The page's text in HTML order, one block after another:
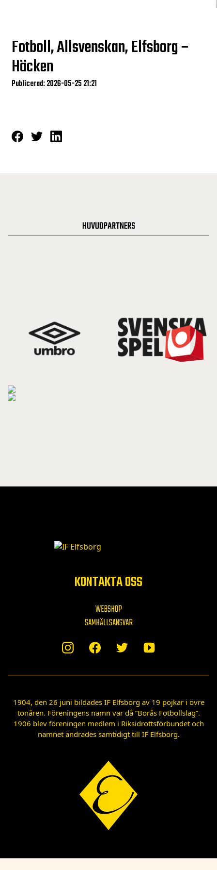
Fotboll, Allsvenskan, Elfsborg –
Häcken
Publicerad: 2026-05-25 21:21
HUVUDPARTNERS
KONTAKTA OSS
WEBSHOP
SAMHÄLLSANSVAR
1904, den 26 juni bildades IF Elfsborg av 19 pojkar i övre
tonåren. Föreningens namn var då ”Borås Fotbollslag”.
1906 blev föreningen medlem i Riksidrottsförbundet och
namnet ändrades samtidigt till IF Elfsborg.